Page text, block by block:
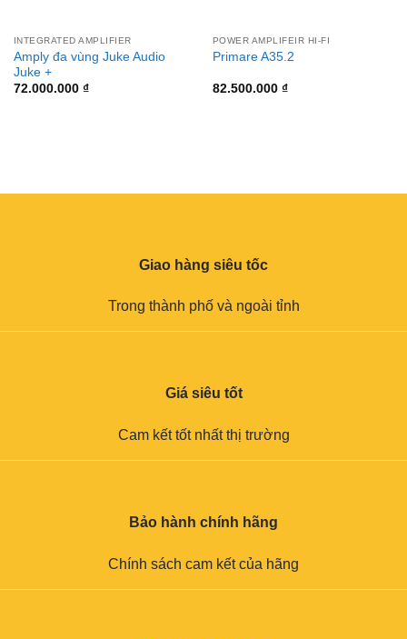
INTEGRATED AMPLIFIER
Amply đa vùng Juke Audio
Juke +
72.000.000 ₫
POWER AMPLIFEIR HI-FI
Primare A35.2
82.500.000 ₫
Giao hàng siêu tốc
Trong thành phố và ngoài tỉnh
Giá siêu tốt
Cam kết tốt nhất thị trường
Bảo hành chính hãng
Chính sách cam kết của hãng